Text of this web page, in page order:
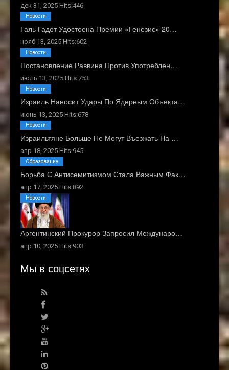
дек 31, 2025 Hits:446
Галь Гадот Удостоена Премии «Генезис» 20…
нояб 13, 2025 Hits:602
Новости
Постановление Раввина Против Употреблен…
июль 13, 2025 Hits:753
Новости
Израиль Наносит Удары По Ядерным Объекта…
июнь 13, 2025 Hits:678
Новости
Израильтяне Больше Не Могут Въезжать На …
апр 18, 2025 Hits:945
Новости
Борьба С Антисемитизмом Стала Важным Фак…
апр 17, 2025 Hits:892
Образование
Аргентинский Прокурор Запросил Междунаро…
апр 10, 2025 Hits:903
Новости
Мы в соцсетях